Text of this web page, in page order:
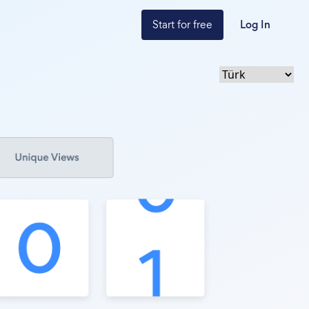
Start for free Log In